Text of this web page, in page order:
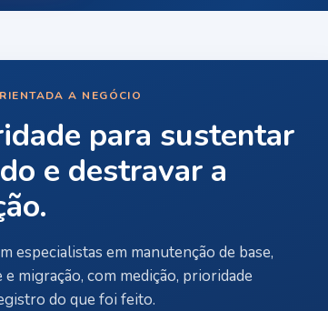
A NEGÓCIO
para sustentar
e destravar a
especialistas em manutenção de base,
migração, com medição, prioridade
do que foi feito.